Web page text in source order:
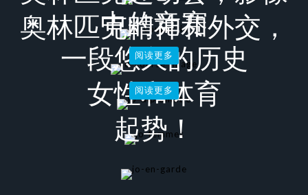
中的竞赛
奥林匹克精神和外交，
一段悠久的历史
阅读更多
女性和体育
阅读更多
起势！